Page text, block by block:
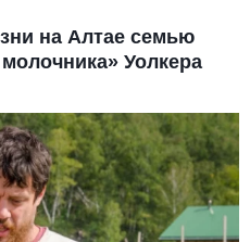
на Алтае семью
Уолкера